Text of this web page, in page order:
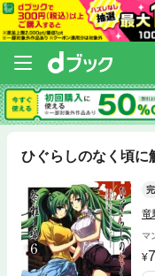
ひぐらしのなく頃
竜
マ